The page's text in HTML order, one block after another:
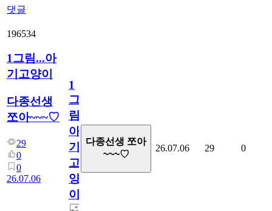
댓글
196534
1그림...아
기고양이
다종선생
쪼아~~~♡
29
0
0
26.07.06
1
그
림...
아
기
고
양
이
다종선생 쪼아
~~~♡
26.07.06 29 0